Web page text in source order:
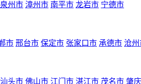
泉州市 漳州市 南平市 龙岩市 宁德市
市 邢台市 保定市 张家口市 承德市 沧州
汕头市 佛山市 江门市 湛江市 茂名市 肇